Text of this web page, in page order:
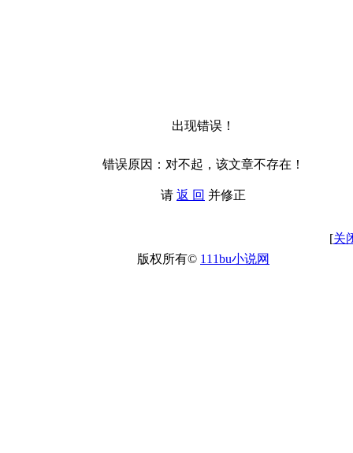
出现错误！
错误原因：对不起，该文章不存在！
请 返 回 并修正
[关
版权所有© 111bu小说网